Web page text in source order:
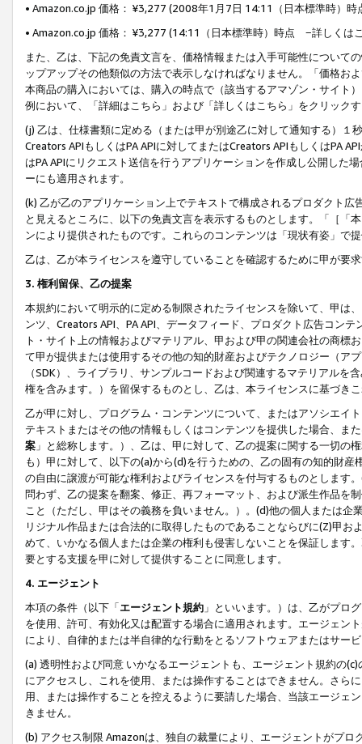
• Amazon.co.jp 価格： ¥3,277 (2008年1月7日 14:11（日本標準時）
• Amazon.co.jp 価格： ¥3,277 (14:11（日本標準時）時点 −詳しくは
また、乙は、下記の免責文言を、価格情報または入手可能性について
ップアップその他類似の方法で表示しなければなりません。「価格
本商品の購入においては、購入の時点で（該当するアマゾン・サイト
例において、「詳細はこちら」および「詳しくはこちら」をクリック
(j) 乙は、仕様書類に定める（または甲が別途乙に対して通知する）
Creators APIもしくはPA APIに対してまたはCreators APIもしくはPA
はPA APIにリクエスト送信を行うアプリケーションを作成し公開した
ーにも適用されます。
(k) 乙が乙のアプリケーション上でテキストで構成されるプロダクト
と見えるところに、以下の免責文言を表示するものとします。「［「
ンにより提供されたものです。これらのコンテンツは「現状有姿」で
乙は、乙が本ライセンスを遵守していることを確認するために甲が要
3. 権利留保、乙の提案
本規約において明示的に定める制限されたライセンスを除いて、甲は
ンツ、Creators API、PA API、データフィード、プロダクト広告コン
ト・サイト上の情報およびマテリアル、甲および甲の関連会社の商
て甲が提供または使用するその他の知的財産およびテクノロジー（ア
（SDK）、ライブラリ、サンプルコードおよび関連するマテリアル
権を含みます。）を留保するものとし、乙は、本ライセンスに基づき
乙が甲に対し、プログラム・コンテンツについて、またはアソシエイ
テキストまたはその他の情報もしくはコンテンツを提供した場合、ま
案 」と総称します。）、乙は、甲に対して、乙の提案に関する一切
も）甲に対して、以下の(a)から(d)を行うための、乙の固有の知的財
の自由に譲渡が可能な権利およびライセンスを付与するものとします
問わず、乙の提案を翻案、修正、再フォーマット、および派生作品を
こと（ただし、甲はその義務を負いません。）。(d)他の個人または
リジナル作品または合法的に取得したものであることならびに(Z)甲
めて、いかなる個人または企業の権利も侵害しないことを保証します
要とする支援を甲に対して提供することに同意します。
4. エージェント
本項の条件（以下「エージェント規約 」といいます。）は、乙がプロ
を使用、許可、有効化又は配置する場合に適用されます。エージェン
により、自律的または半自律的な行動をとるソフトウェアまたはサー
(a) 透明性および同意 いかなるエージェントも、エージェント規約の
にアクセスし、これを使用、または操作することはできません。さら
用、または操作することを控えるように要請した場合、当該エージェ
きません。
(b) アクセス制限 Amazonは、独自の裁量により、エージェントがプ